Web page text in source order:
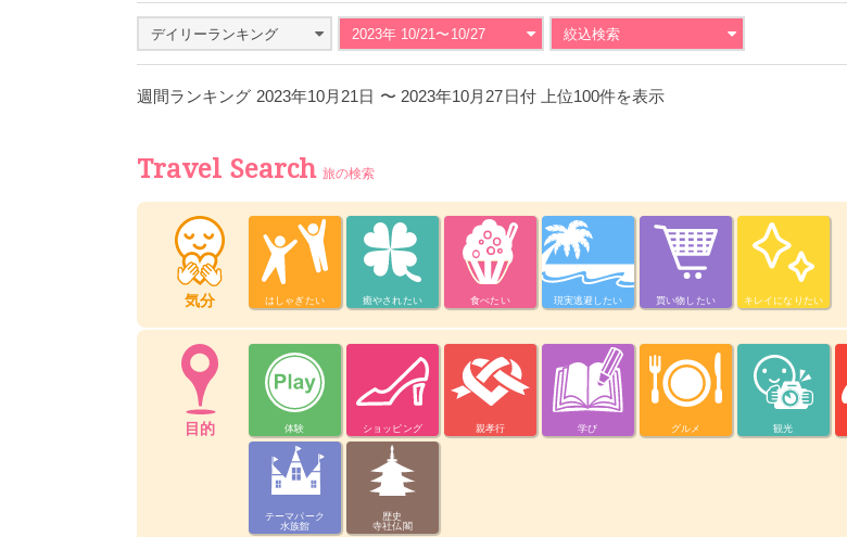
デイリーランキング 2023年 10/21〜10/27 絞込検索
週間ランキング 2023年10月21日 〜 2023年10月27日付 上位100件を表示
Travel Search 旅の検索
気分 はしゃぎたい 癒やされたい 食べたい 現実逃避したい 買い物したい キレイになりたい
目的 体験 ショッピング 親孝行 学び グルメ 観光
テーマパーク
水族館
歴史
寺社仏閣